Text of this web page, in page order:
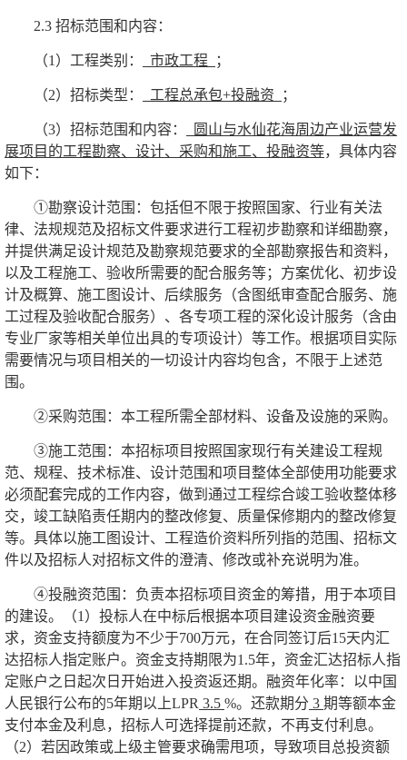
2.3 招标范围和内容：
（1 ）工程类别： 市政工程 ；
（2）招标类型： 工程总承包+投融资 ；
（3）招标范围和内容：
圆山与水仙花海周边产业运营发
展项目的工程勘察、设计、采购和施工、投融资等，具体内容
如下：
①勘察设计范围：包括但不限于按照国家、行业有关法
律、法规规范及招标文件要求进行工程初步勘察和详细勘察，
并提供满足设计规范及勘察规范要求的全部勘察报告和资料，
以及工程施工、验收所需要的配合服务等；方案优化、初步设
计及概算、施工图设计、后续服务（含图纸审查配合服务、施
工过程及验收配合服务）、各专项工程的深化设计服务（含由
专业厂家等相关单位出具的专项设计）等工作。根据项目实际
需要情况与项目相关的一切设计内容均包含，不限于上述范
围。
②采购范围：本工程所需全部材料、设备及设施的采购。
③施工范围：本招标项目按照国家现行有关建设工程规
范、规程、技术标准、设计范围和项目整体全部使用功能要求
必须配套完成的工作内容，做到通过工程综合竣工验收整体移
交，竣工缺陷责任期内的整改修复、质量保修期内的整改修复
等。具体以施工图设计、工程造价资料所列指的范围、招标文
件以及招标人对招标文件的澄清、修改或补充说明为准。
④投融资范围：负责本招标项目资金的筹措，用于本项目
的建设。
（1）投标人在中标后根据本项目建设资金融资要
求，资金支持额度为不少于700万元，在合同签订后15天内汇
达招标人指定账户。资金支持期限为1.5年，资金汇达招标人指
定账户之日起次日开始进入投资返还期。融资年化率：以中国
人民银行公布的5年期以上LPR 3.5 %。还款期分 3 期等额本金
支付本金及利息，招标人可选择提前还款，不再支付利息。
（2）若因政策或上级主管要求确需甩项，导致项目总投资额